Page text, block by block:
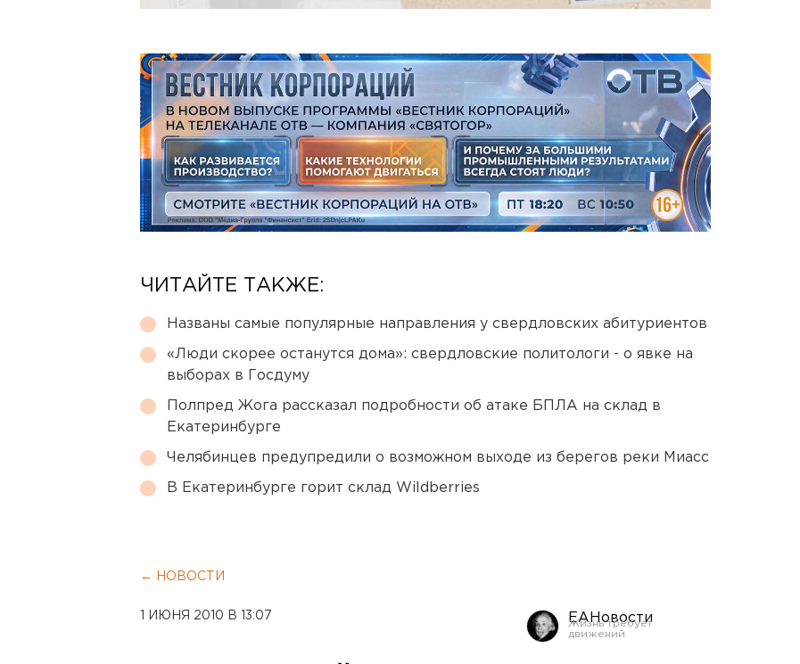
ЧИТАЙТЕ ТАКЖЕ:
Названы самые популярные направления у свердловских абитуриентов
«Люди скорее останутся дома»: свердловские политологи - о явке на
выборах в Госдуму
Полпред Жога рассказал подробности об атаке БПЛА на склад в
Екатеринбурге
Челябинцев предупредили о возможном выходе из берегов реки Миасс
В Екатеринбурге горит склад Wildberries
← НОВОСТИ
1 ИЮНЯ 2010 В 13:07 ЕАНовости